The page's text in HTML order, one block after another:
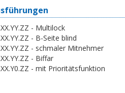
- Multilock
- B-Seite blind
- schmaler Mitnehmer
- Biffar
- mit Prioritätsfunktion